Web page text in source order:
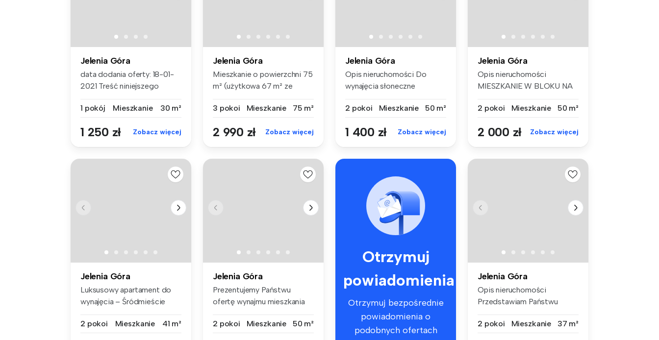
Jelenia Góra
data dodania oferty: 18-01-
2021 Treść niniejszego
1 pokój
Mieszkanie 30 m²
1 250 zł Zobacz więcej
Jelenia Góra
Mieszkanie o powierzchni 75
m² (użytkowa 67 m² ze
3 pokoi
Mieszkanie 75 m²
2 990 zł Zobacz więcej
Jelenia Góra
Opis nieruchomości Do
wynajęcia słoneczne
2 pokoi
Mieszkanie 50 m²
1 400 zł Zobacz więcej
Jelenia Góra
Opis nieruchomości
MIESZKANIE W BLOKU NA
2 pokoi
Mieszkanie 50 m²
2 000 zł Zobacz więcej
Jelenia Góra
Luksusowy apartament do
wynajęcia – Śródmieście
2 pokoi
Mieszkanie 41 m²
Jelenia Góra
Prezentujemy Państwu
ofertę wynajmu mieszkania
2 pokoi
Mieszkanie 50 m²
Otrzymuj
powiadomienia
Otrzymuj bezpośrednie
powiadomienia o
podobnych ofertach
Jelenia Góra
Opis nieruchomości
Przedstawiam Państwu
2 pokoi
Mieszkanie 37 m²